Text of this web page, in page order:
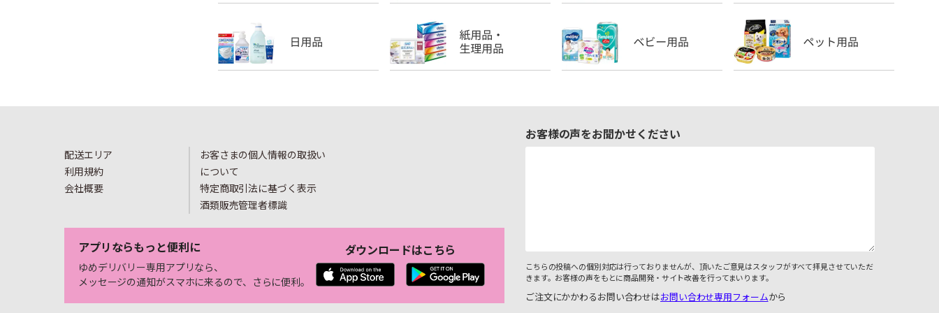
配送エリア
利用規約
会社概要
お客さまの個人情報の取扱い
について
特定商取引法に基づく表示
酒類販売管理者標識
アプリならもっと便利に
ゆめデリバリー専用アプリなら、
メッセージの通知がスマホに来るので、さらに便利。
ダウンロードはこちら
お客様の声をお聞かせください
こちらの投稿への個別対応は行っておりませんが、頂いたご意見はスタッフがすべて拝見させていただ
きます。お客様の声をもとに商品開発・サイト改善を行ってまいります。
ご注文にかかわるお問い合わせはお問い合わせ専用フォームから